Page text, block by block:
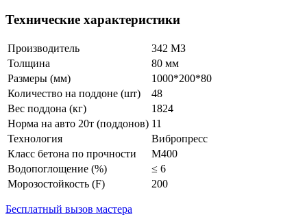
Технические характеристики
Производитель
342 МЗ
Толщина
80 мм
Размеры (мм)
1000*200*80
Количество на поддоне (шт)
48
Вес поддона (кг)
1824
Норма на авто 20т (поддонов) 11
Технология
Вибропресс
Класс бетона по прочности
М400
Водопоглощение (%)
≤ 6
Морозостойкость (F)
200
Бесплатный вызов мастера